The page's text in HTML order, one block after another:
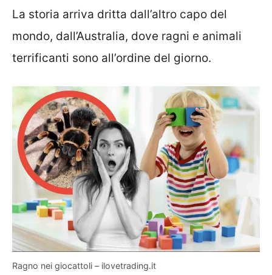
La storia arriva dritta dall’altro capo del
mondo, dall’Australia, dove ragni e animali
terrificanti sono all’ordine del giorno.
Ragno nei giocattoli – ilovetrading.it